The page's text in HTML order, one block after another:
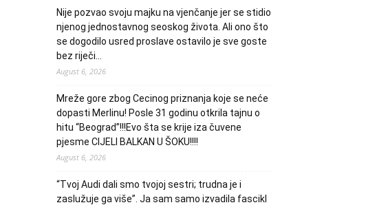
Nije pozvao svoju majku na vjenčanje jer se stidio
njenog jednostavnog seoskog života. Ali ono što
se dogodilo usred proslave ostavilo je sve goste
bez riječi…
August 6, 2026
Mreže gore zbog Cecinog priznanja koje se neće
dopasti Merlinu! Posle 31 godinu otkrila tajnu o
hitu “Beograd”!!!Evo šta se krije iza čuvene
pjesme CIJELI BALKAN U ŠOKU!!!!
August 6, 2026
“Tvoj Audi dali smo tvojoj sestri; trudna je i
zaslužuje ga više”. Ja sam samo izvadila fascikl